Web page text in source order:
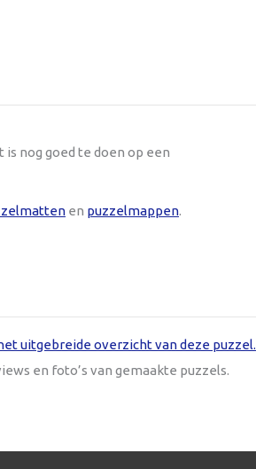
nog goed te doen op een
en puzzelmappen.
uitgebreide overzicht van deze puzzel.
en foto’s van gemaakte puzzels.